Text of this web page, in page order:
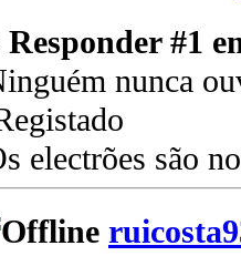
Responder #1
nunca
electrões são